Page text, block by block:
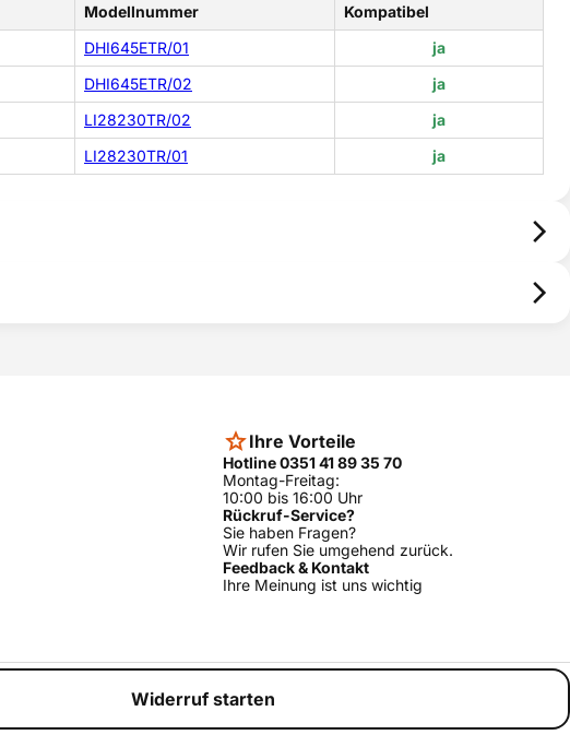
Modellnummer
Kompatibel
DHI645ETR/01
ja
DHI645ETR/02
ja
LI28230TR/02
ja
LI28230TR/01 ja
Ihre Vorteile
Hotline 0351 41 89 35 70
Montag-Freitag:
10:00 bis 16:00 Uhr
Rückruf-Service?
Sie haben Fragen?
Wir rufen Sie umgehend zurück.
Feedback & Kontakt
Ihre Meinung ist uns wichtig
Widerruf starten